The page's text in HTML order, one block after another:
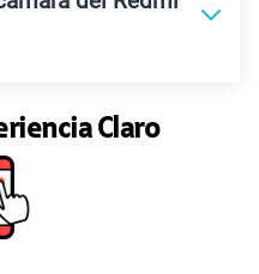
Claro